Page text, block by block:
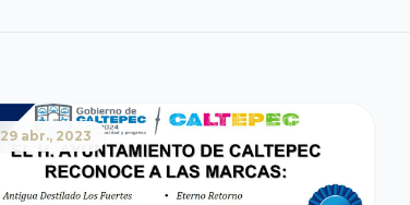
29 abr., 2023